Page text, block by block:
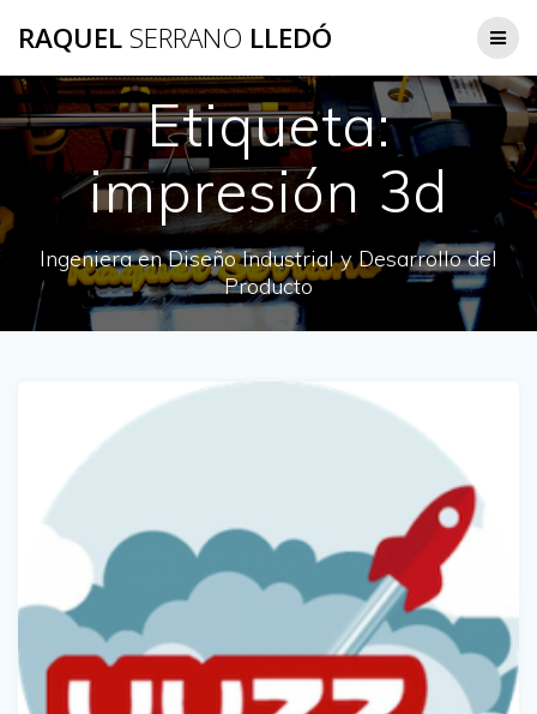
al
RAQUELSERRANO LLEDÓ
Etiqueta:
impresión 3d
Ingeniera en Diseño Industrial y Desarrollo del
Producto